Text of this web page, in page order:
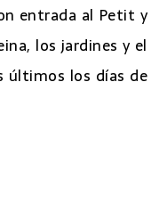
entrada al Petit y
los jardines y el
últimos los días de